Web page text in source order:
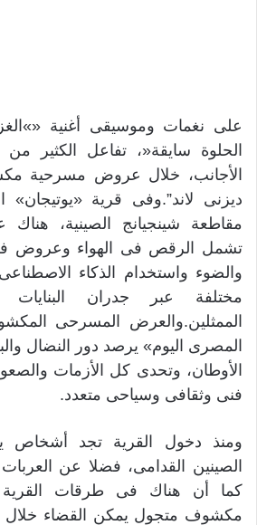
على نغمات وموسيقى أغنية
الحلوة سايقة«، تفاعل الكثير من
الأجانب، خلال عروض مسرحية
ديزنى لاند”.وفى قرية «يوتيجان»
مقاطعة شينجيانج الصينية،
تشمل الرقص فى الهواء وعروض
والضوء واستخدام الذكاء
مختلفة عبر جدران البنايات
الممثلين.والعرض المسرحى
المصرى اليوم» يرصد دور النضال
الأوطان، وتحدى كل الأزمات
فنى وثقافى وسياحى متعدد.
ومنذ دخول القرية تجد أشخاص
الصينين القدامى، فضلا عن
كما أن هناك فى طرقات القرية
مكشوف متجول يمكن القضاء خلال